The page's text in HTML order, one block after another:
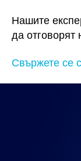
Нашите
да отговорят
Свържете се